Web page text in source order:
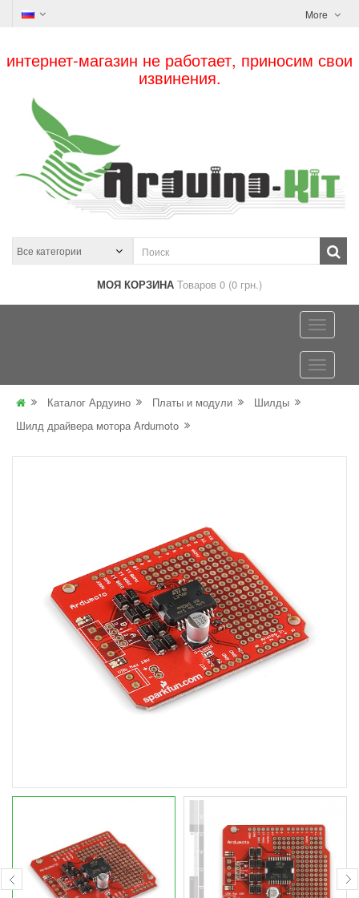
More
интернет-магазин не работает, приносим свои
извинения.
МОЯ КОРЗИНА Товаров 0 (0 грн.)
Каталог Ардуино Платы и модули
Шилды
Шилд драйвера мотора Ardumoto